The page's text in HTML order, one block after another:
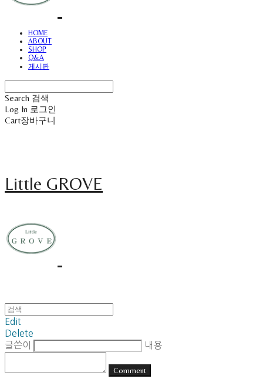
HOME
ABOUT
SHOP
Q&A
게시판
Search 검색
Log In 로그인
Cart장바구니
Little GROVE
Edit
Delete
글쓴이
내용
Comment